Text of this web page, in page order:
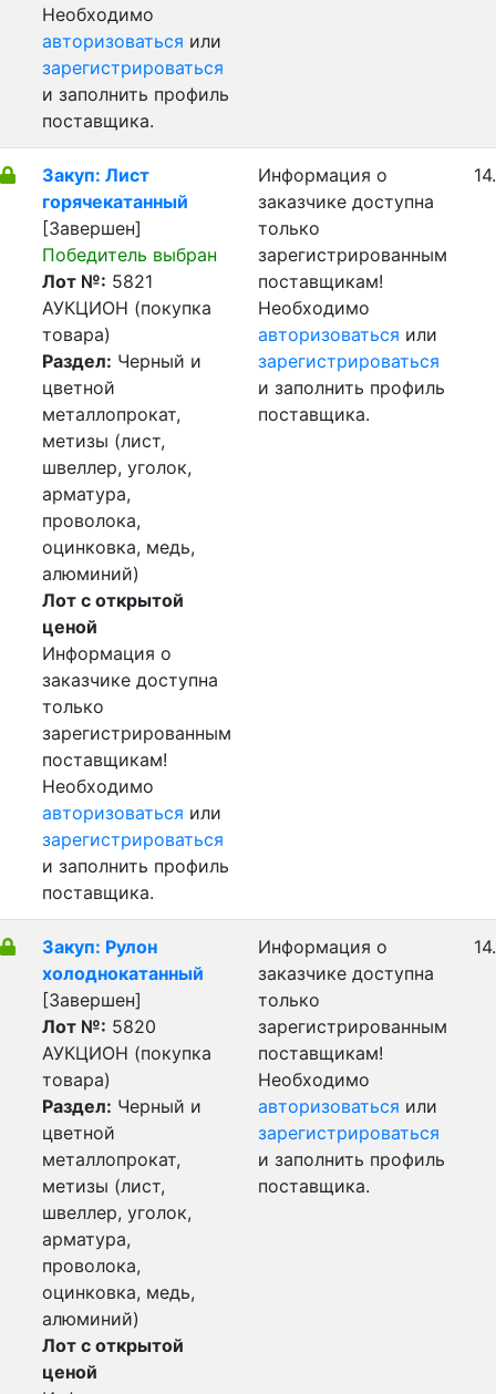
Необходимо
авторизоваться или
зарегистрироваться
и заполнить профиль
поставщика.
Закуп: Лист
горячекатанный
[Завершен]
Победитель выбран
Лот №: 5821
АУКЦИОН (покупка
товара)
Раздел: Черный и
цветной
металлопрокат,
метизы (лист,
швеллер, уголок,
арматура,
проволока,
оцинковка, медь,
алюминий)
Лот с открытой
ценой
Информация о
заказчике доступна
только
зарегистрированным
поставщикам!
Необходимо
авторизоваться или
зарегистрироваться
и заполнить профиль
поставщика.
Информация о
заказчике доступна
только
зарегистрированным
поставщикам!
Необходимо
авторизоваться или
зарегистрироваться
и заполнить профиль
поставщика.
Закуп: Рулон
холоднокатанный
[Завершен]
Лот №: 5820
АУКЦИОН (покупка
товара)
Раздел: Черный и
цветной
металлопрокат,
метизы (лист,
швеллер, уголок,
арматура,
проволока,
оцинковка, медь,
алюминий)
Лот с открытой
ценой
Информация о
заказчике доступна
только
зарегистрированным
поставщикам!
Необходимо
авторизоваться или
зарегистрироваться
и заполнить профиль
поставщика.